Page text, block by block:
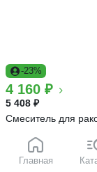
Главная
-23%
4 160 ₽
5 408 ₽
Смеситель для